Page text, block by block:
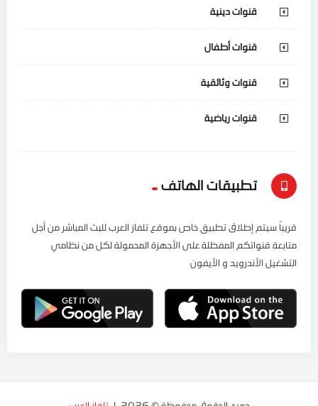
قنوات دينية
قنوات أطفال
قنوات وثائقية
قنوات رياضية
تطبيقات الهاتف
قريباً سيتم إطلاق تطبيق خاص بموقع تلفاز العرب للبث المباشر من أجل
متابعة قنواتكم المفظلة على الأجهزة المحمولة لكل من نظامي
التشغيل الأندرويد و الأيفون